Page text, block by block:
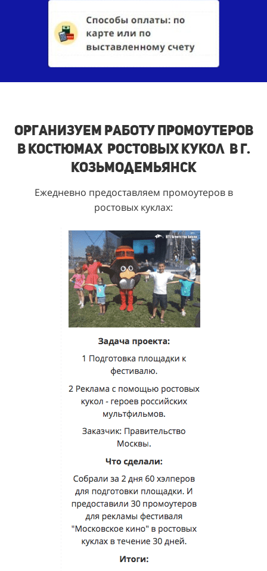
Организуем работу промоутеров
в костюмах ростовых кукол в г.
Козьмодемьянск
Ежедневно предоставляем промоутеров в
ростовых куклах: